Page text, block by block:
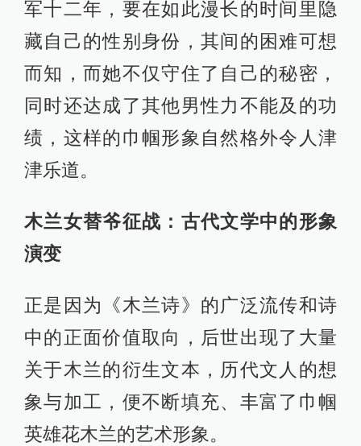
军十二年，要在如此漫长的时间里隐
藏自己的性别身份，其间的困难可想
而知，而她不仅守住了自己的秘密，
同时还达成了其他男性力不能及的功
绩，这样的巾帼形象自然格外令人津
津乐道。
木兰女替爷征战：古代文学中的形象
演变
正是因为《木兰诗》的广泛流传和诗
中的正面价值取向，后世出现了大量
关于木兰的衍生文本，历代文人的想
象与加工，便不断填充、丰富了巾帼
英雄花木兰的艺术形象。